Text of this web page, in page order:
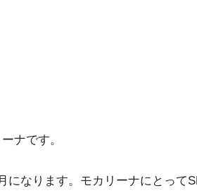
ナです。
になります。モカリーナにとって